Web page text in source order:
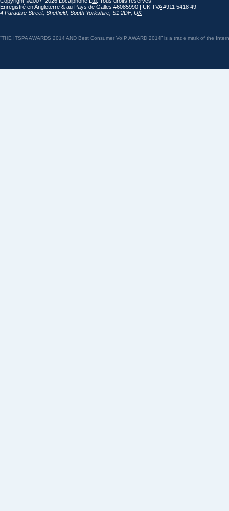
Enregistré en Angleterre & au Pays de Galles #6085990 | UK TVA#911 5418 49
4 Paradise Street, Sheffield, South Yorkshire S1 2DF, UK
“THE ITSPA AWARDS 2014 AND Best Consumer VoIP AWARD 2014” is a trade mark of the